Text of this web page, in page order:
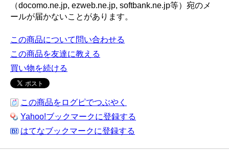
（docomo.ne.jp, ezweb.ne.jp, softbank.ne.jp等）宛のメ
ールが届かないことがあります。
この商品について問い合わせる
この商品を友達に教える
買い物を続ける
この商品をログピでつぶやく
Yahoo!ブックマークに登録する
はてなブックマークに登録する